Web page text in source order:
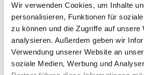
Wir verwenden Cookies, um Inhalte
personalisieren, Funktionen für
zu können und die Zugriffe auf unsere
analysieren. Außerdem geben wir
Verwendung unserer Website an
soziale Medien, Werbung und
fachlicher Tiefe
Fachlich fundierte Inhalte–